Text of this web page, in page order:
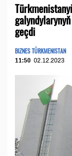
geçdi
BIZNES TÜRKMENISTAN
11:50 02.12.2023